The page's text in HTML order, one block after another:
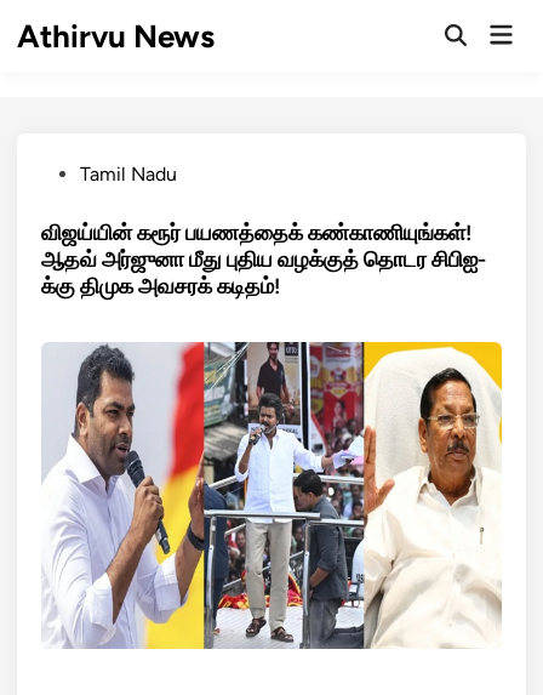
Athirvu News
OpenMain
PostedTamil Nadu
விஜய்யின் கரூர் பயணத்தைக் கண்காணியுங்கள்!
ஆதவ் அர்ஜுனா மீது புதிய வழக்குத் தொடர சிபிஐ-
க்கு திமுக அவசரக் கடிதம்!